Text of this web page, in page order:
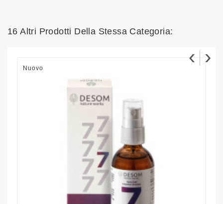
16 Altri Prodotti Della Stessa Categoria:
Nuovo
‹ ›